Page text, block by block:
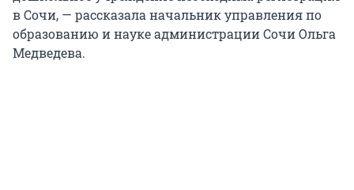
в Сочи, — рассказала начальник управления по
образованию и науке администрации Сочи Ольга
Медведева.